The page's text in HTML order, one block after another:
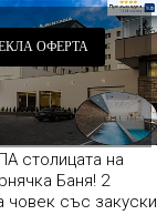
ОФЕРТА
столицата на
Баня! 2
човек със закуски